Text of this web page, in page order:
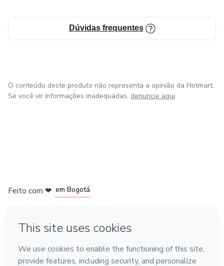
Dúvidas frequentes
O conteúdo deste produto não representa a opinião da Hotmart.
Se você vir informações inadequadas, denuncie aqui
Feito com ❤ em Bogotá
Conheça a Hotmart